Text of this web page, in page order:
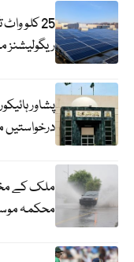
25 کلو
ریگولیشنز
پشاور
درخواستیں
ملک کے
محکمہ